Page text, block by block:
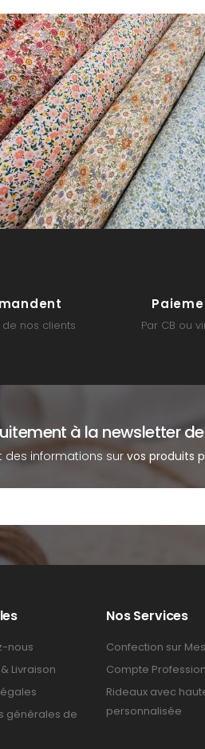
nos clients Par CB ou
à la newsletter de
des informations survos produits
nous
Livraison
générales de
Nos Services
Confection sur
Compte
Rideaux avec
personnalisée